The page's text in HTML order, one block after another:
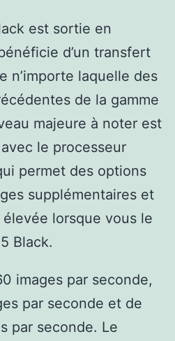
est sortie en
d’un transfert
n’importe laquelle des
de la gamme
majeure à noter est
le processeur
permet des options
supplémentaires et
lorsque vous le
Black.
images par seconde,
par seconde et de
par seconde. Le